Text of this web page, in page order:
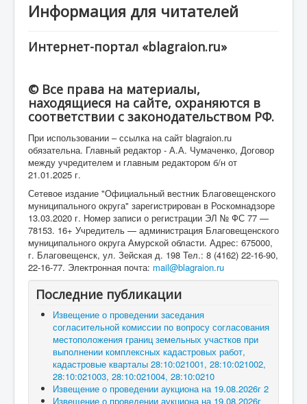
Сайт округа
Календарь выпусков
Информация для читателей
Интернет-портал «blagraion.ru»
© Все права на материалы,
находящиеся на сайте, охраняются в
соответствии с законодательством РФ.
При использовании – ссылка на сайт blagraion.ru
обязательна. Главный редактор - А.А. Чумаченко, Договор
между учредителем и главным редактором б/н от
21.01.2025 г.
Сетевое издание "Официальный вестник Благовещенского
муниципального округа" зарегистрирован в Роскомнадзоре
13.03.2020 г. Номер записи о регистрации ЭЛ № ФС 77 —
78153. 16+ Учредитель — администрация Благовещенского
муниципального округа Амурской области. Адрес: 675000,
г. Благовещенск, ул. Зейская д. 198 Тел.: 8 (4162) 22-16-90,
22-16-77. Электронная почта: mail@blagraion.ru
Последние публикации
Извещение о проведении заседания
согласительной комиссии по вопросу согласования
местоположения границ земельных участков при
выполнении комплексных кадастровых работ,
кадастровые кварталы 28:10:021001, 28:10:021002,
28:10:021003, 28:10:021004, 28:10:0210
Извещение о проведении аукциона на 19.08.2026г 2
Извещение о проведении аукциона на 19.08.2026г